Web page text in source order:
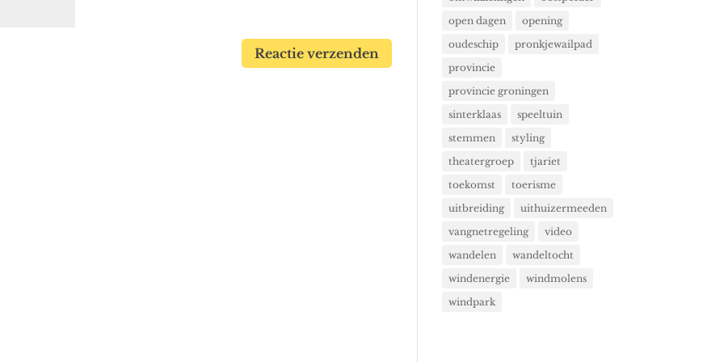
open dagen
opening
oudeschip
pronkjewailpad
provincie
provincie groningen
sinterklaas
speeltuin
stemmen
styling
theatergroep
tjariet
toekomst
toerisme
uitbreiding
uithuizermeeden
vangnetregeling
video
wandelen
wandeltocht
windenergie
windmolens
windpark